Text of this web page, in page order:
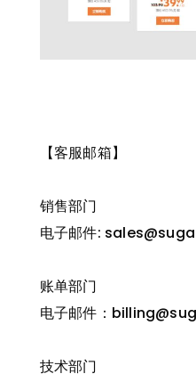
【客服邮箱】
销售部门
电子邮件:
账单部门
电子邮件：
技术部门